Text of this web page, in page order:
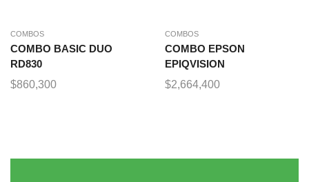
COMBOS
COMBO BASIC DUO
RD830
$860,300
COMBOS
COMBO EPSON
EPIQVISION
$2,664,400